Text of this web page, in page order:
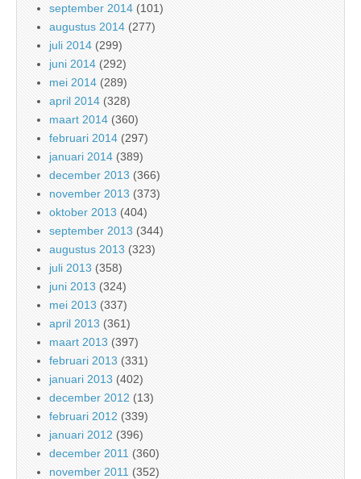
september 2014 (101)
augustus 2014 (277)
juli 2014 (299)
juni 2014 (292)
mei 2014 (289)
april 2014 (328)
maart 2014 (360)
februari 2014 (297)
januari 2014 (389)
december 2013 (366)
november 2013 (373)
oktober 2013 (404)
september 2013 (344)
augustus 2013 (323)
juli 2013 (358)
juni 2013 (324)
mei 2013 (337)
april 2013 (361)
maart 2013 (397)
februari 2013 (331)
januari 2013 (402)
december 2012 (13)
februari 2012 (339)
januari 2012 (396)
december 2011 (360)
november 2011 (352)